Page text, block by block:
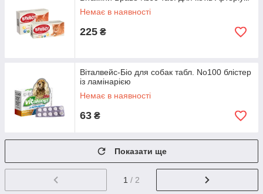
Немає в наявності
225 ₴
Віталвейс-Біо для собак табл. No100 блістер
із ламінарією
Немає в наявності
63 ₴
Показати ще
1 / 2